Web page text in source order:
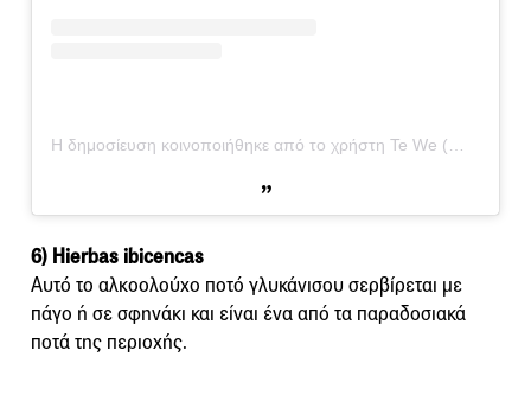
6) Hierbas ibicencas
Αυτό το αλκοολούχο ποτό γλυκάνισου σερβίρεται με
πάγο ή σε σφηνάκι και είναι ένα από τα παραδοσιακά
ποτά της περιοχής.